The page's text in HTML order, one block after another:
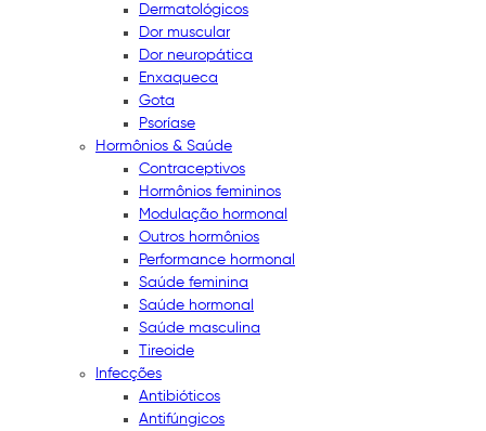
Dermatológicos
Dor muscular
Dor neuropática
Enxaqueca
Gota
Psoríase
Hormônios & Saúde
Contraceptivos
Hormônios femininos
Modulação hormonal
Outros hormônios
Performance hormonal
Saúde feminina
Saúde hormonal
Saúde masculina
Tireoide
Infecções
Antibióticos
Antifúngicos